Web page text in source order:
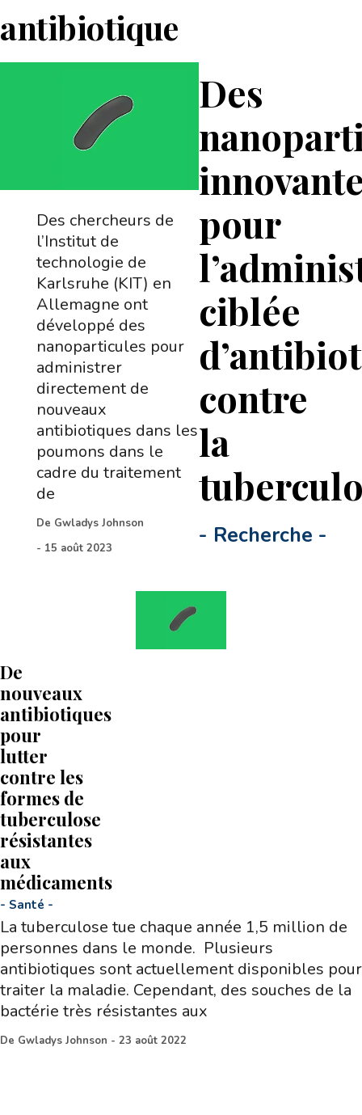
antibiotique
Des
pour
ciblée
contre
la
- Recherche -
Des chercheurs de
l’Institut de
technologie de
Karlsruhe (KIT) en
Allemagne ont
développé des
nanoparticules pour
administrer
directement de
nouveaux
antibiotiques dans les
poumons dans le
cadre du traitement
de
De Gwladys Johnson
- 15 août 2023
De
nouveaux
antibiotiques
pour
lutter
contre les
formes de
tuberculose
résistantes
aux
médicaments
- Santé -
La tuberculose tue chaque année 1,5 million de
personnes dans le monde. Plusieurs
antibiotiques sont actuellement disponibles pour
traiter la maladie. Cependant, des souches de la
bactérie très résistantes aux
De Gwladys Johnson - 23 août 2022